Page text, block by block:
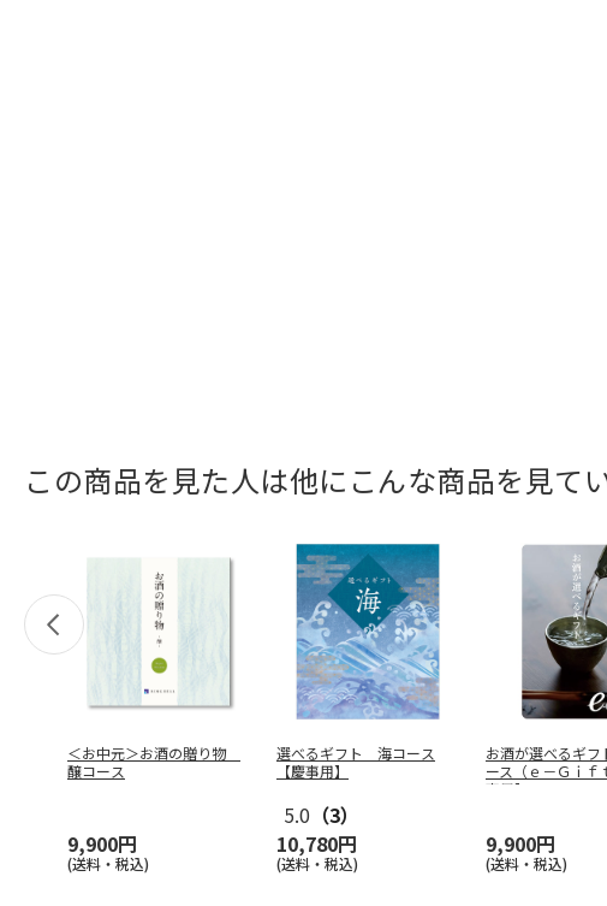
この商品を見た人は他にこんな商品を見てい
＜お中元＞お酒の贈り物
醸コース
9,900円
(送料・税込)
選べるギフト 海コース
【慶事用】
5.0 （3）
10,780円
(送料・税込)
お酒が選べるギ
ース（ｅ－Ｇｉｆ
事用】
9,900円
(送料・税込)